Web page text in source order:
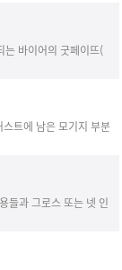
는 바이어의 굿페이뜨(
트에 남은 모기지 부분
들과 그로스 또는 넷 인